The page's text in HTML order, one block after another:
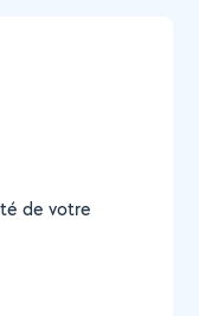
de votre